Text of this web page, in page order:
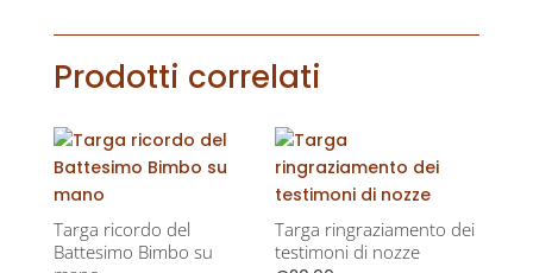
Prodotti correlati
Targa ricordo del
Battesimo Bimbo su
Targa ringraziamento dei
testimoni di nozze